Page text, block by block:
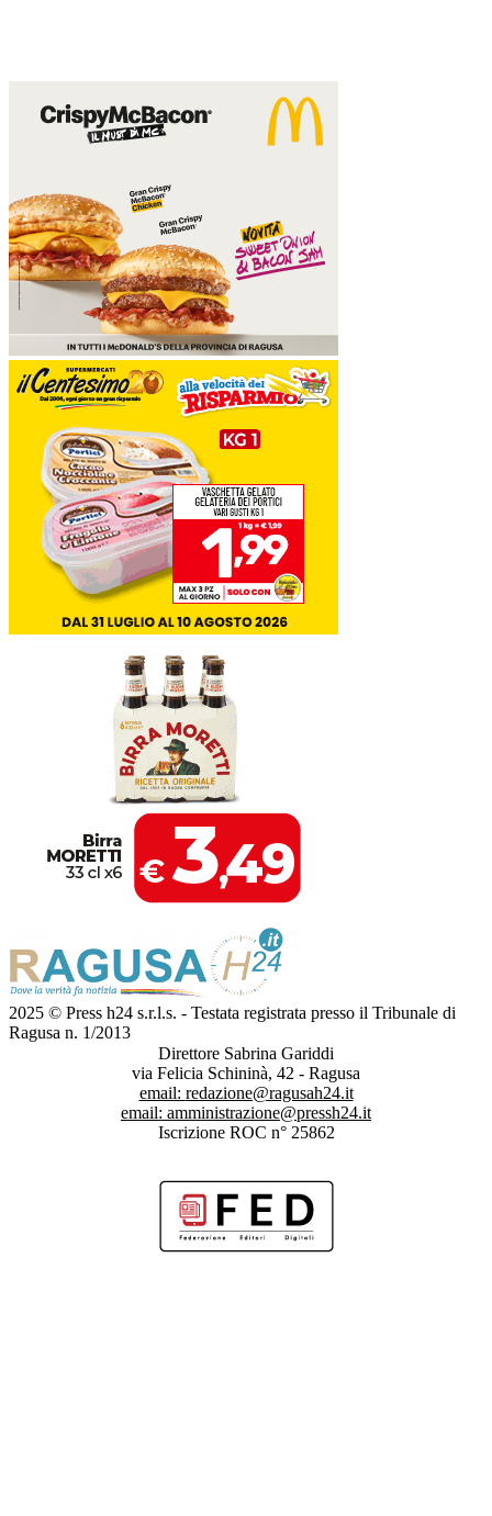
2025 © Press h24 s.r.l.s. - Testata registrata presso il Tribunale di
Ragusa n. 1/2013
Direttore Sabrina Gariddi
via Felicia Schininà, 42 - Ragusa
email: redazione@ragusah24.it
email: amministrazione@pressh24.it
Iscrizione ROC n° 25862